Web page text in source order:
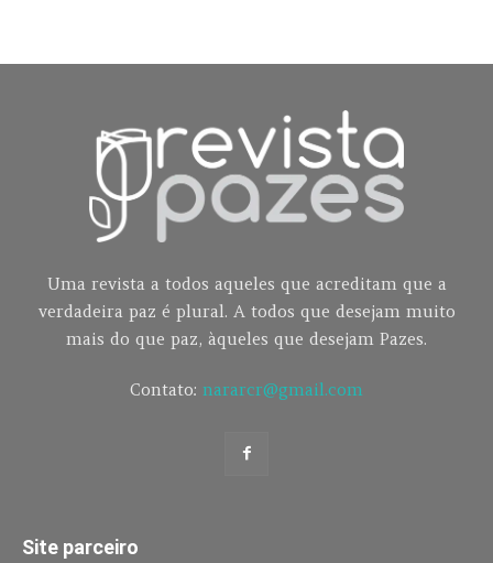
Uma revista a todos aqueles que acreditam que a
verdadeira paz é plural. A todos que desejam muito
mais do que paz, àqueles que desejam Pazes.
Contato: nararcr@gmail.com
Site parceiro